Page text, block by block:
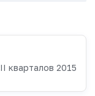
кварталов 2015